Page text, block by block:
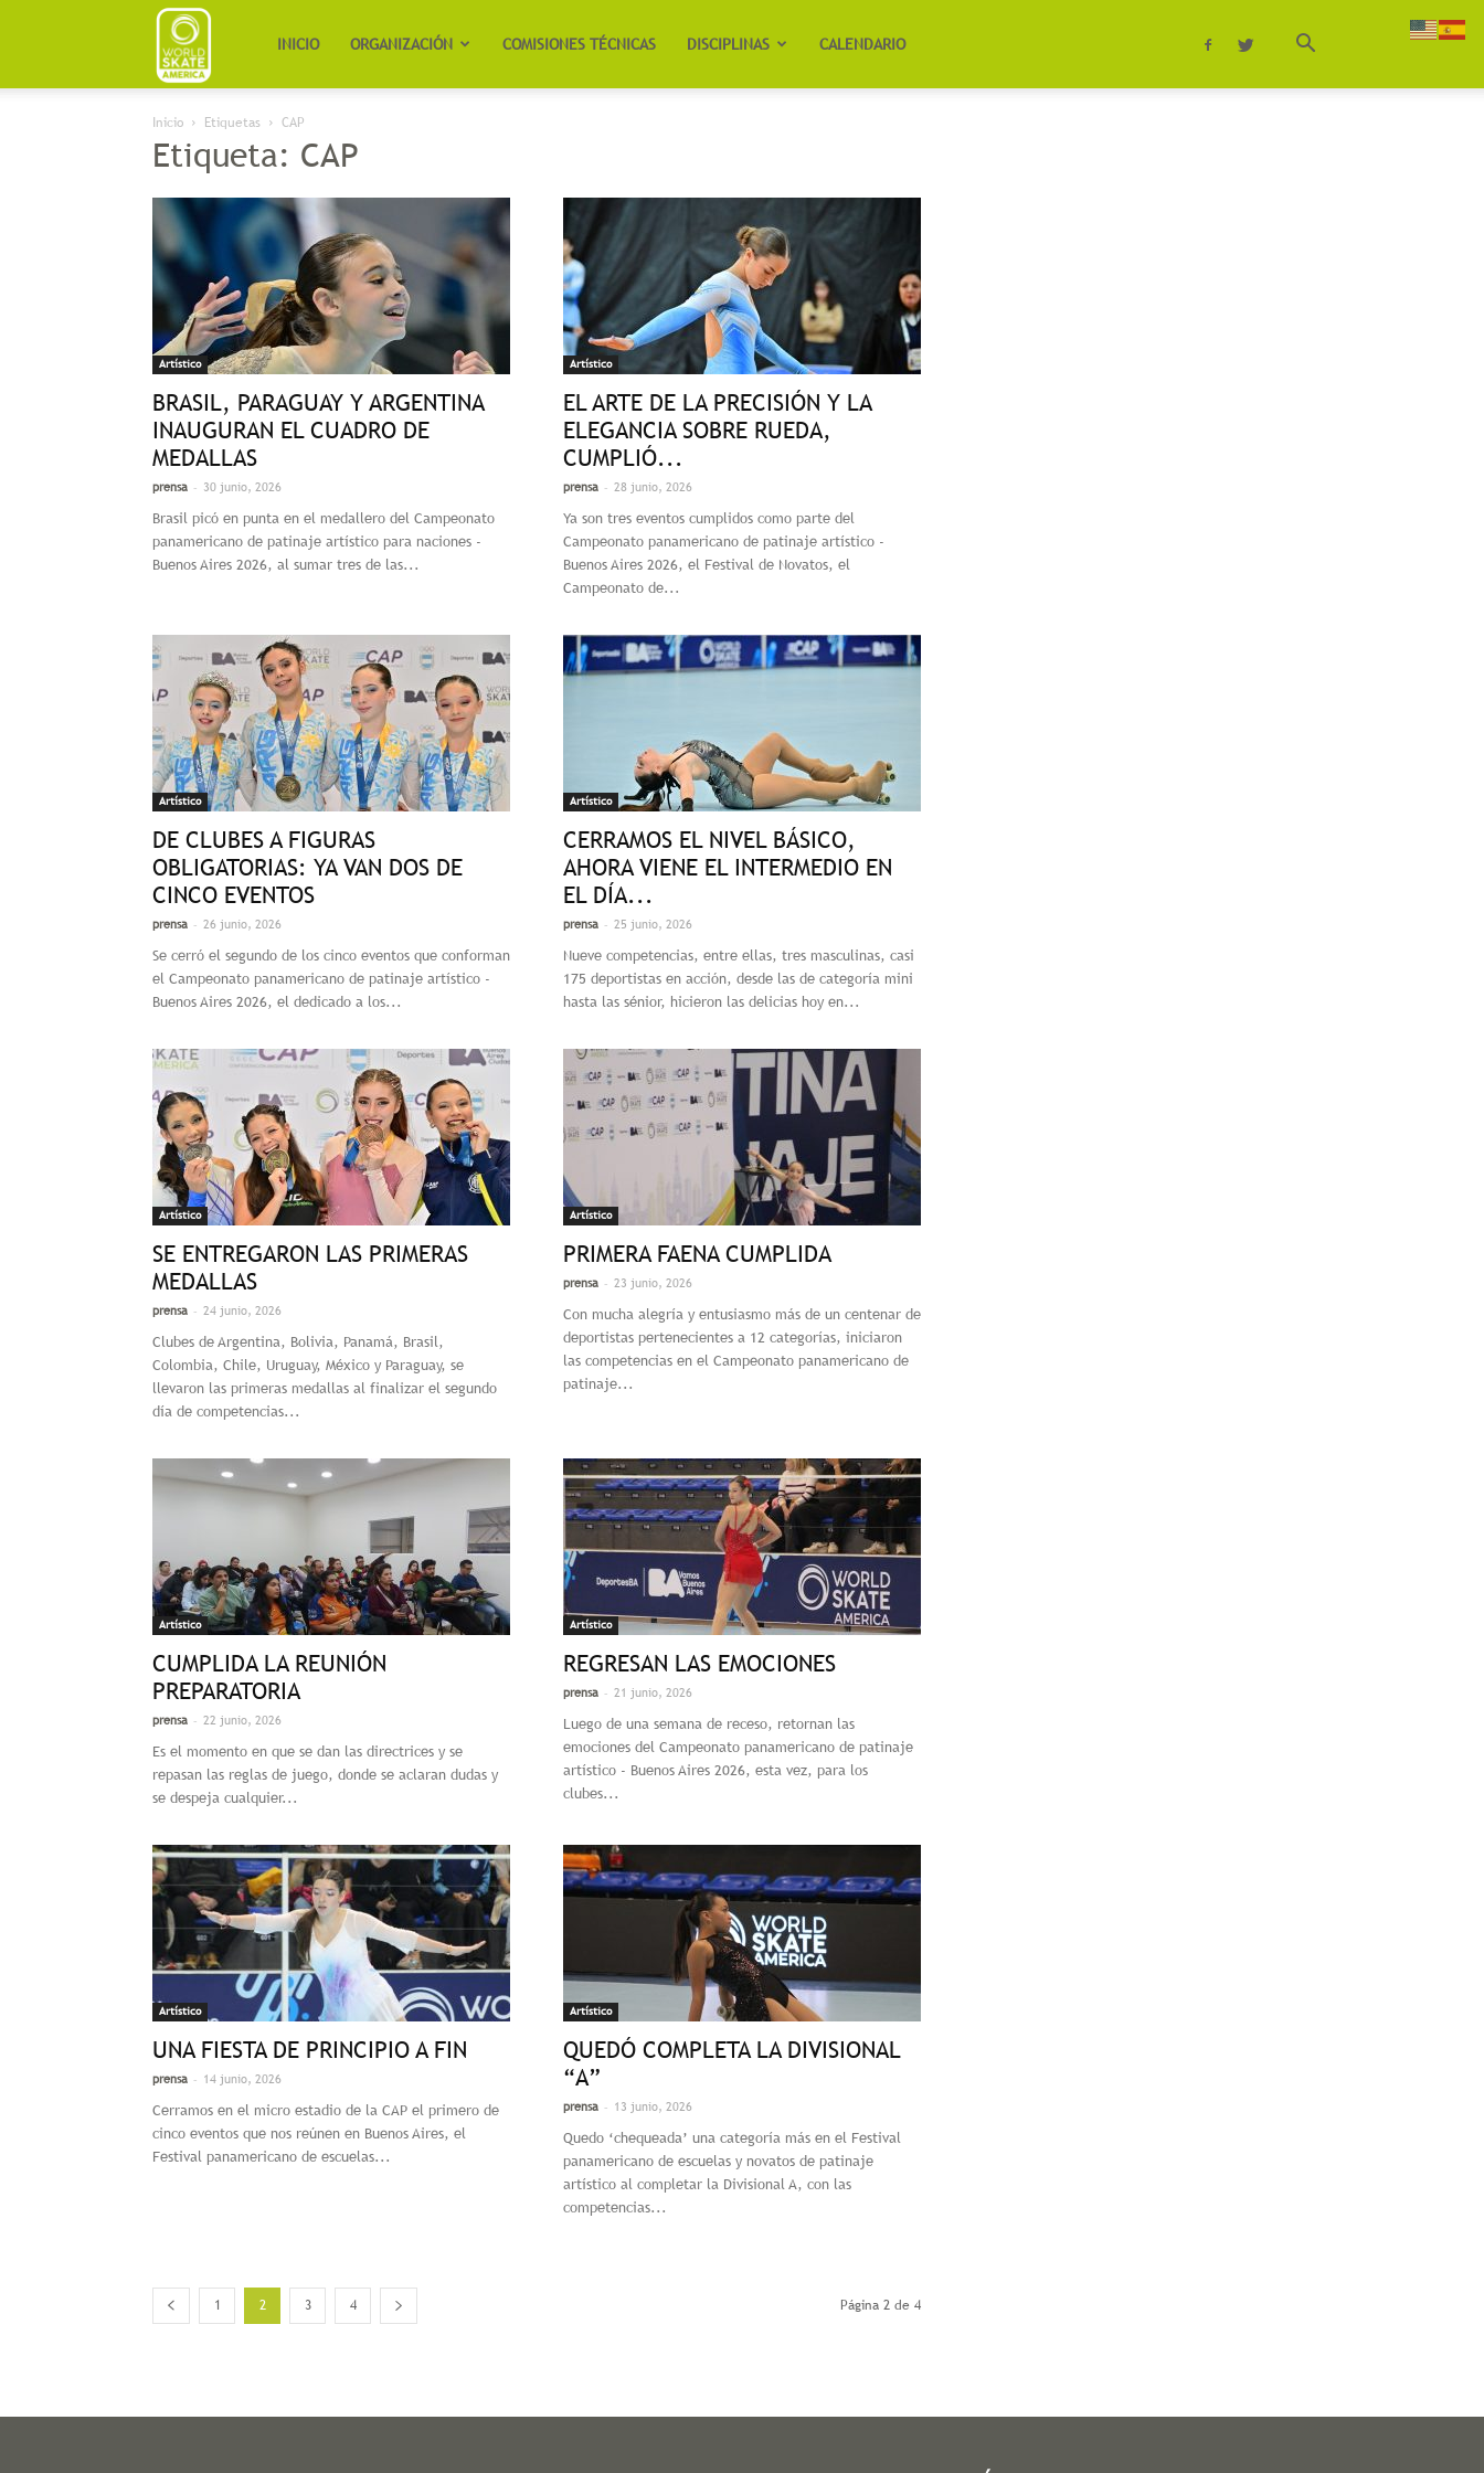
Worldskate
America
INICIO ORGANIZACIÓN COMISIONES TÉCNICAS DISCIPLINAS CALENDARIO
Inicio Etiquetas CAP
Etiqueta: CAP
Artístico
BRASIL, PARAGUAY Y ARGENTINA
INAUGURAN EL CUADRO DE
MEDALLAS
prensa - 30 junio, 2026
Brasil picó en punta en el medallero del Campeonato
panamericano de patinaje artístico para naciones -
Buenos Aires 2026, al sumar tres de las...
Artístico
EL ARTE DE LA PRECISIÓN Y LA
ELEGANCIA SOBRE RUEDA,
CUMPLIÓ...
prensa - 28 junio, 2026
Ya son tres eventos cumplidos como parte del
Campeonato panamericano de patinaje artístico -
Buenos Aires 2026, el Festival de Novatos, el
Campeonato de...
Artístico
DE CLUBES A FIGURAS
OBLIGATORIAS: YA VAN DOS DE
CINCO EVENTOS
prensa - 26 junio, 2026
Se cerró el segundo de los cinco eventos que conforman
el Campeonato panamericano de patinaje artístico -
Buenos Aires 2026, el dedicado a los...
Artístico
CERRAMOS EL NIVEL BÁSICO,
AHORA VIENE EL INTERMEDIO EN
EL DÍA...
prensa - 25 junio, 2026
Nueve competencias, entre ellas, tres masculinas, casi
175 deportistas en acción, desde las de categoría mini
hasta las sénior, hicieron las delicias hoy en...
Artístico
SE ENTREGARON LAS PRIMERAS
MEDALLAS
prensa - 24 junio, 2026
Clubes de Argentina, Bolivia, Panamá, Brasil,
Colombia, Chile, Uruguay, México y Paraguay, se
llevaron las primeras medallas al finalizar el segundo
día de competencias...
Artístico
PRIMERA FAENA CUMPLIDA
prensa - 23 junio, 2026
Con mucha alegría y entusiasmo más de un centenar de
deportistas pertenecientes a 12 categorías, iniciaron
las competencias en el Campeonato panamericano de
patinaje...
Artístico
CUMPLIDA LA REUNIÓN
PREPARATORIA
prensa - 22 junio, 2026
Es el momento en que se dan las directrices y se
repasan las reglas de juego, donde se aclaran dudas y
se despeja cualquier...
Artístico
REGRESAN LAS EMOCIONES
prensa - 21 junio, 2026
Luego de una semana de receso, retornan las
emociones del Campeonato panamericano de patinaje
artístico - Buenos Aires 2026, esta vez, para los
clubes...
Artístico
UNA FIESTA DE PRINCIPIO A FIN
prensa - 14 junio, 2026
Cerramos en el micro estadio de la CAP el primero de
cinco eventos que nos reúnen en Buenos Aires, el
Festival panamericano de escuelas...
Artístico
QUEDÓ COMPLETA LA DIVISIONAL
“A”
prensa - 13 junio, 2026
Quedo ‘chequeada’ una categoría más en el Festival
panamericano de escuelas y novatos de patinaje
artístico al completar la Divisional A, con las
competencias...
1 2 3 4 Página 2 de 4